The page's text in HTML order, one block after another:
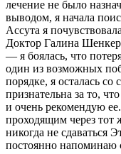
лечение не было
выводом, я начала
Ассута я
Доктор Галина
— я боялась, что
один из возможных
порядке, я осталась
признательна за то,
и очень рекомендую
проходящим через тот
никогда не сдаваться
постоянно напоминаю